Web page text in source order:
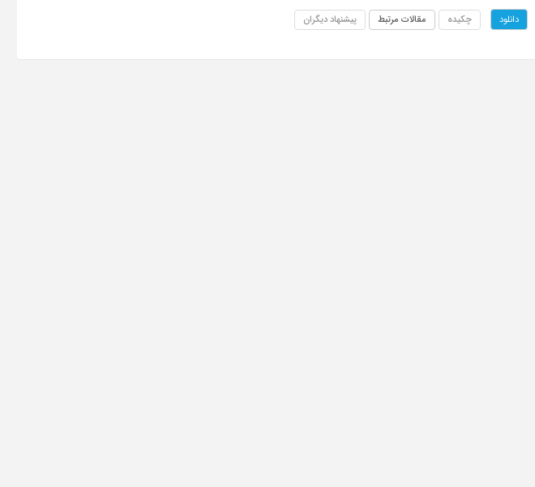
دانلود چکیده مقالات مرتبط پیشنهاد دیگران